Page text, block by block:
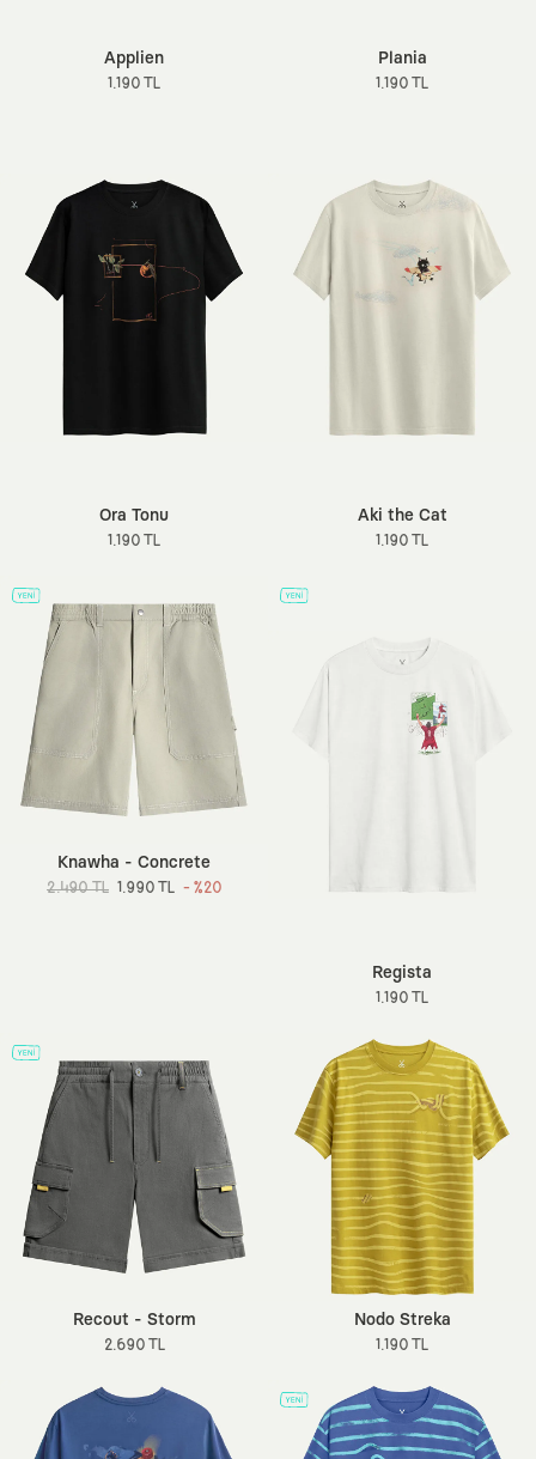
Applien
1.190 TL
Plania
1.190 TL
Ora Tonu
1.190 TL
Aki the Cat
1.190 TL
Knawha - Concrete
2.490 TL 1.990 TL - %20
Regista
1.190 TL
Recout - Storm
2.690 TL
Nodo Streka
1.190 TL